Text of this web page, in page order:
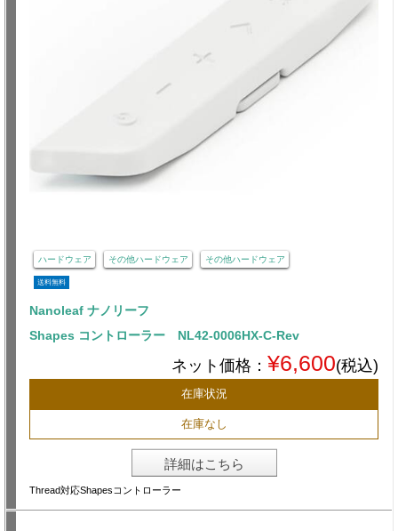
ハードウェア その他ハードウェア その他ハードウェア
送料無料
Nanoleaf ナノリーフ
Shapes コントローラー NL42-0006HX-C-Rev
ネット価格： ¥6,600(税込)
在庫状況
在庫なし
詳細はこちら
Thread対応Shapesコントローラー